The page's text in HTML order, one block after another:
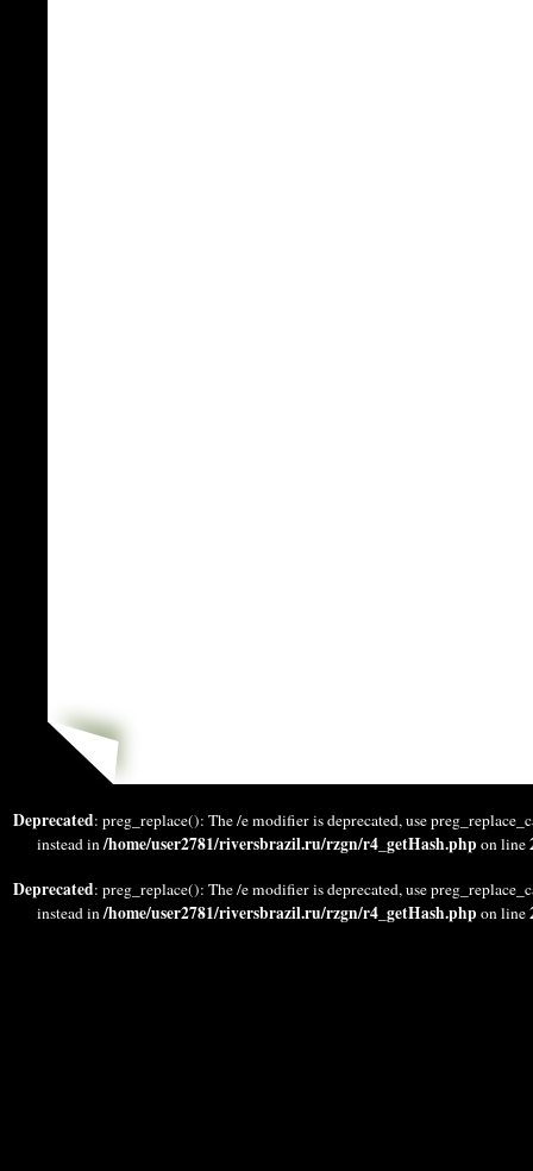
Deprecated: preg_replace(): The /e modifier is deprecated, use
instead in/home/user2781/riversbrazil.ru/rzgn/r4_getHash.php on line
Deprecated: preg_replace(): The /e modifier is deprecated, use
instead in/home/user2781/riversbrazil.ru/rzgn/r4_getHash.php on line